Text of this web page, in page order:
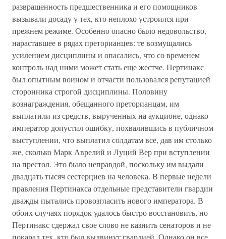
развращенность предшественника и его помощников
вызывали досаду у тех, кто неплохо устроился при
прежнем режиме. Особенно опасно было недовольство,
нараставшее в рядах преторианцев: те возмущались
усилением дисциплины и опасались, что со временем
контроль над ними может стать еще жестче. Пертинакс
был опытным воином и отчасти пользовался репутацией
сторонника строгой дисциплины. Половину
вознаграждения, обещанного преторианцам, им
выплатили из средств, вырученных на аукционе, однако
император допустил ошибку, похвалившись в публичном
выступлении, что выплатил солдатам все, дав им столько
же, сколько Марк Аврелий и Луций Вер при вступлении
на престол. Это было неправдой, поскольку им выдали
двадцать тысяч сестерциев на человека. В первые недели
правления Пертинакса отдельные представители гвардии
дважды пытались провозгласить нового императора. В
обоих случаях порядок удалось быстро восстановить, но
Пертинакс сдержал свое слово не казнить сенаторов и не
покарал тех, кто был выдвинут гвардией. Однако он все